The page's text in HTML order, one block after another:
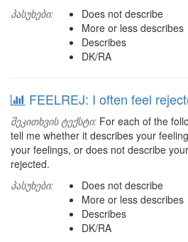
პასუხები:
Does not describe
More or less describes
Describes
DK/RA
FEELREJ: I often feel
შეკითხვის ტექსტი: For each of the
tell me whether it describes your
your feelings, or does not describe
rejected.
პასუხები:
Does not describe
More or less describes
Describes
DK/RA